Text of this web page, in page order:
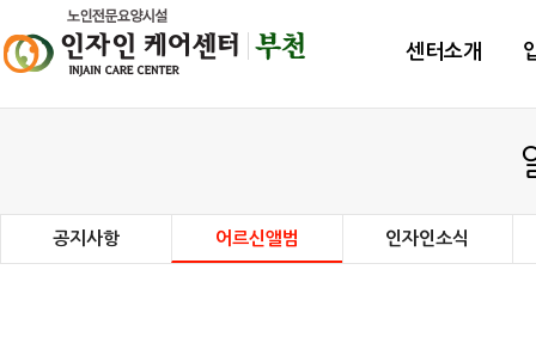
센터소개
공지사항 어르신앨범 인자인소식